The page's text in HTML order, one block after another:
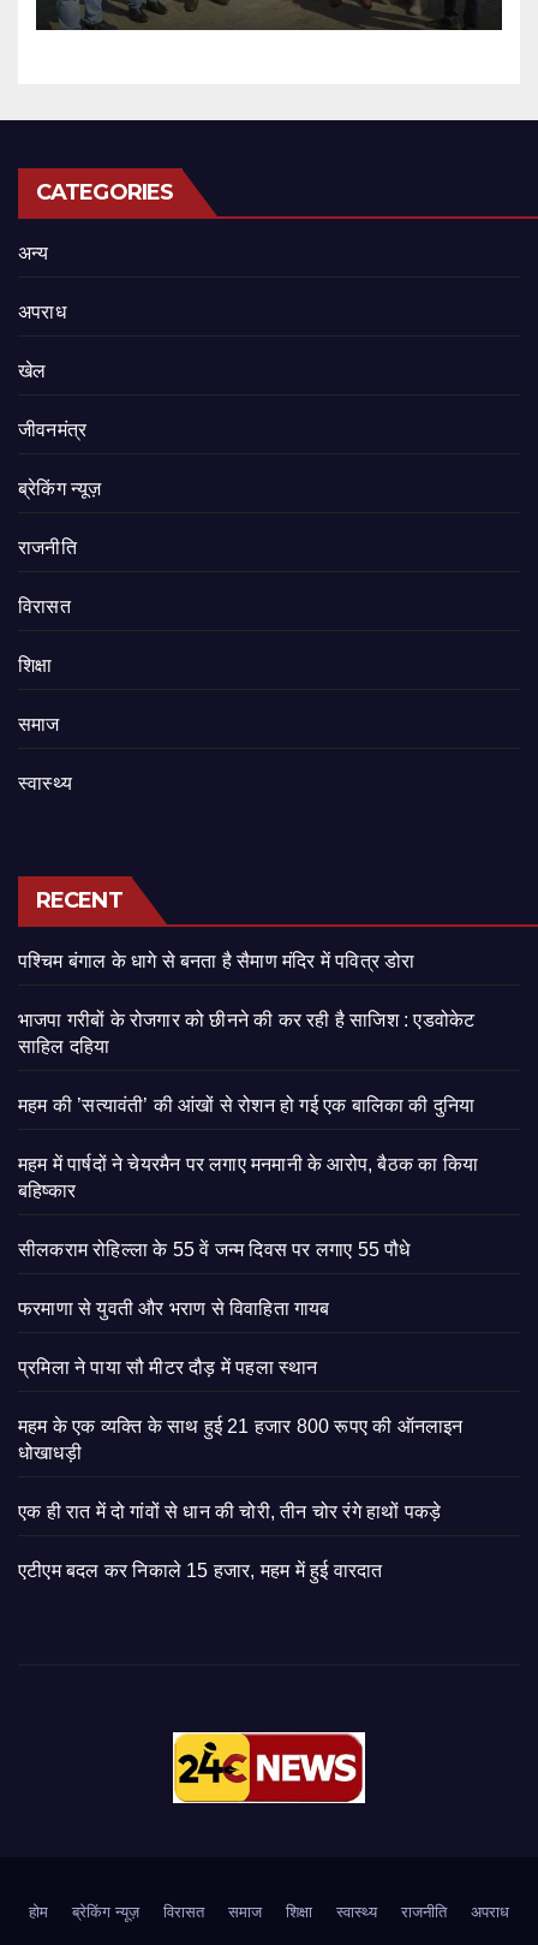
CATEGORIES
अन्य
अपराध
खेल
जीवनमंत्र
ब्रेकिंग न्यूज़
राजनीति
‍‍विरासत
शिक्षा
समाज
स्वास्थ्य
RECENT
पश्चिम बंगाल के धागे से बनता है सैमाण मंदिर में पवित्र डोरा
भाजपा गरीबों के रोजगार को छीनने की कर रही है साजिश : एडवोकेट
साहिल दहिया
महम की ’सत्यावंती’ की आंखों से रोशन हो गई एक बालिका की दुनिया
महम में पार्षदों ने चेयरमैन पर लगाए मनमानी के आरोप, बैठक का किया
बहिष्कार
सीलकराम रोहिल्ला के 55 वें जन्म दिवस पर लगाए 55 पौधे
फरमाणा से युवती और भराण से विवाहिता गायब
प्रमिला ने पाया सौ मीटर दौड़ में पहला स्थान
महम के एक व्यक्ति के साथ हुई 21 हजार 800 रूपए की ऑनलाइन
धोखाधड़ी
एक ही रात में दो गांवों से धान की चोरी, तीन चोर रंगे हाथों पकड़े
एटीएम बदल कर निकाले 15 हजार, महम में हुई वारदात
होम ब्रेकिंग न्यूज़ ‍‍विरासत समाज शिक्षा स्वास्थ्य राजनीति अपराध